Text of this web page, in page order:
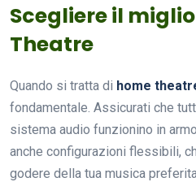
Scegliere il
Theatre
Quando si tratta di home
fondamentale. Assicurati che
sistema audio funzionino in
anche configurazioni flessibili,
godere della tua musica